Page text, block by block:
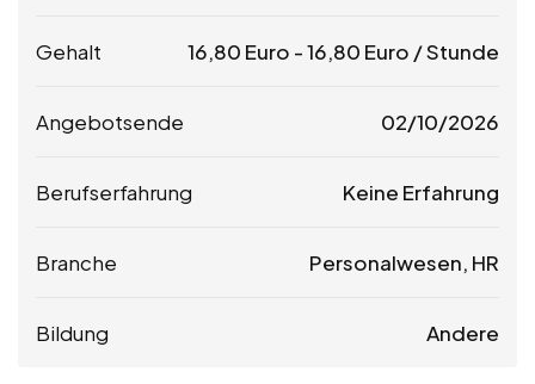
Gehalt 16,80 Euro -16,80 Euro / Stunde
Angebotsende 02/10/2026
Berufserfahrung Keine Erfahrung
Branche Personalwesen, HR
Bildung Andere